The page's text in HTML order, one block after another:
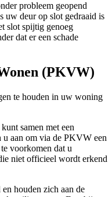
probleem geopend
uw deur op slot gedraaid is
slot spijtig genoeg
dat er een schade
(PKVW)
te houden in uw woning
samen met een
aan om via de PKVW een
voorkomen dat u
niet officieel wordt erkend
houden zich aan de